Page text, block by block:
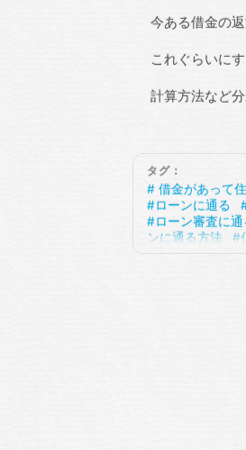
今ある借金の
これぐらいに
計算方法など
タグ：
借金があって
ローンに通る
ローン審査に
ンに通る方法
る
住宅ローン